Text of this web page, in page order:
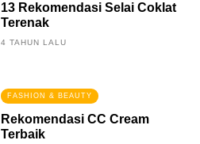
13 Rekomendasi Selai Coklat
Terenak
4 TAHUN LALU
FASHION & BEAUTY
Rekomendasi CC Cream
Terbaik